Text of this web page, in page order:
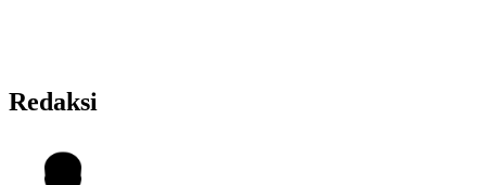
Redaksi